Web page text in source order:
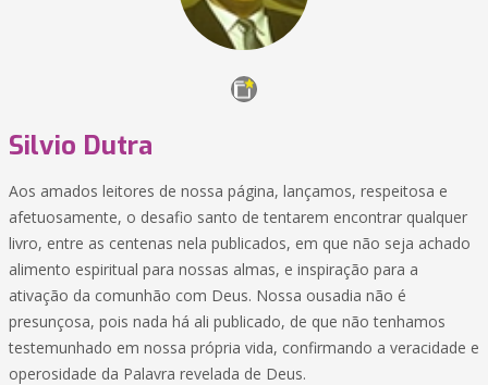
Silvio Dutra
Aos amados leitores de nossa página, lançamos, respeitosa e
afetuosamente, o desafio santo de tentarem encontrar qualquer
livro, entre as centenas nela publicados, em que não seja achado
alimento espiritual para nossas almas, e inspiração para a
ativação da comunhão com Deus. Nossa ousadia não é
presunçosa, pois nada há ali publicado, de que não tenhamos
testemunhado em nossa própria vida, confirmando a veracidade e
operosidade da Palavra revelada de Deus.